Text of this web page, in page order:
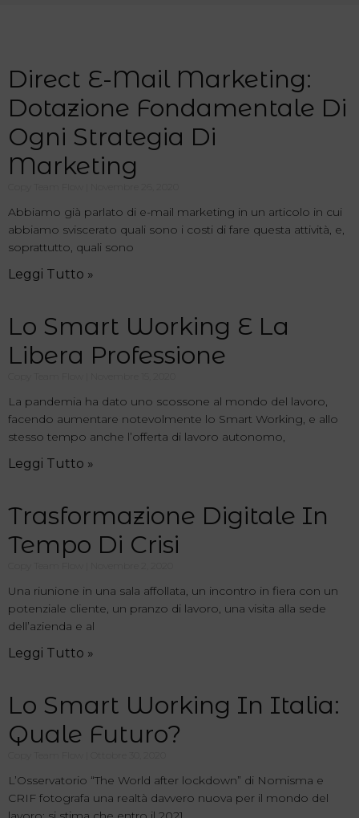
Direct E-Mail Marketing:
Dotazione Fondamentale Di
Ogni Strategia Di
Marketing
Abbiamo già parlato di e-mail marketing in un articolo in cui
abbiamo sviscerato quali sono i costi di fare questa attività, e,
soprattutto, quali sono
Leggi Tutto »
Lo Smart Working E La
Libera Professione
La pandemia ha dato uno scossone al mondo del lavoro,
facendo aumentare notevolmente lo Smart Working, e allo
stesso tempo anche l’offerta di lavoro autonomo,
Leggi Tutto »
Trasformazione Digitale In
Tempo Di Crisi
Una riunione in una sala affollata, un incontro in fiera con un
potenziale cliente, un pranzo di lavoro, una visita alla sede
dell’azienda e al
Leggi Tutto »
Lo Smart Working In Italia:
Quale Futuro?
L’Osservatorio “The World after lockdown” di Nomisma e
CRIF fotografa una realtà davvero nuova per il mondo del